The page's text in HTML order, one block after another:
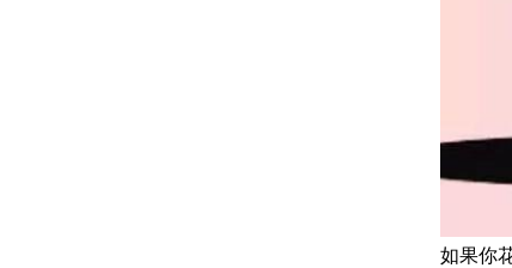
如果你